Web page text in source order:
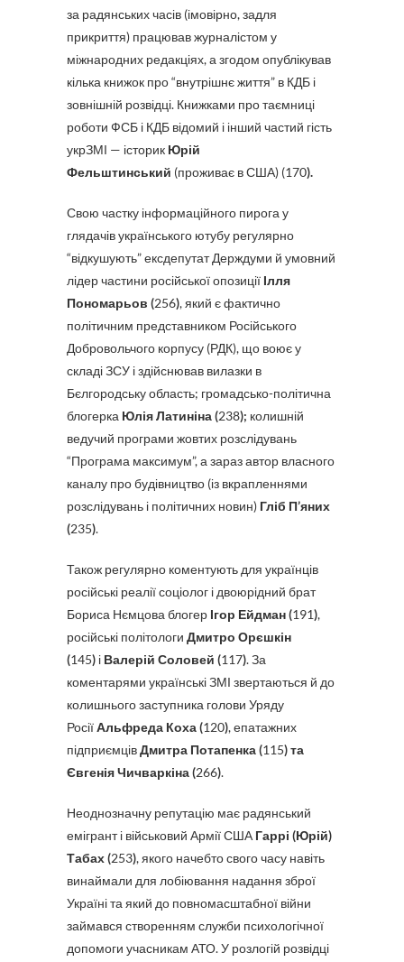
за радянських часів (імовірно, задля
прикриття) працював журналістом у
міжнародних редакціях, а згодом опублікував
кілька книжок про “внутрішнє життя” в КДБ і
зовнішній розвідці. Книжками про таємниці
роботи ФСБ і КДБ відомий і інший частий гість
укрЗМІ — історик Юрій
Фельштинський (проживає в США) (170).
Свою частку інформаційного пирога у
глядачів українського ютубу регулярно
“відкушують” ексдепутат Держдуми й умовний
лідер частини російської опозиції Ілля
Пономарьов (256), який є фактично
політичним представником Російського
Добровольчого корпусу (РДК), що воює у
складі ЗСУ і здійснював вилазки в
Бєлгородську область; громадсько-політична
блогерка Юлія Латиніна (238); колишній
ведучий програми жовтих розслідувань
“Програма максимум”, а зараз автор власного
каналу про будівництво (із вкрапленнями
розслідувань і політичних новин) Гліб П’яних
(235).
Також регулярно коментують для українців
російські реалії соціолог і двоюрідний брат
Бориса Нємцова блогер Ігор Ейдман (191),
російські політологи Дмитро Орєшкін
(145) і Валерій Соловей (117). За
коментарями українські ЗМІ звертаються й до
колишнього заступника голови Уряду
РосіїАльфреда Коха (120), епатажних
підприємцівДмитра Потапенка (115) та
Євгенія Чичваркіна (266).
Неоднозначну репутацію має радянський
емігрант і військовий Армії США Гаррі (Юрій)
Табах (253), якого начебто свого часу навіть
винаймали для лобіювання надання зброї
Україні та який до повномасштабної війни
займався створенням служби психологічної
допомоги учасникам АТО. У розлогій розвідці